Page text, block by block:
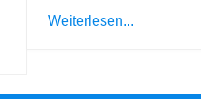
Weiterlesen...